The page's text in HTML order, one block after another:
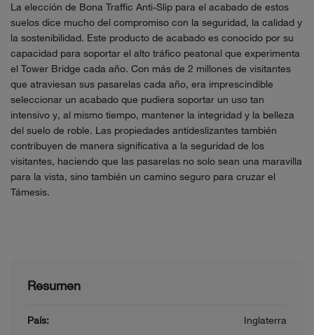
La elección de Bona Traffic Anti-Slip para el acabado de estos
suelos dice mucho del compromiso con la seguridad, la calidad y
la sostenibilidad. Este producto de acabado es conocido por su
capacidad para soportar el alto tráfico peatonal que experimenta
el Tower Bridge cada año. Con más de 2 millones de visitantes
que atraviesan sus pasarelas cada año, era imprescindible
seleccionar un acabado que pudiera soportar un uso tan
intensivo y, al mismo tiempo, mantener la integridad y la belleza
del suelo de roble. Las propiedades antideslizantes también
contribuyen de manera significativa a la seguridad de los
visitantes, haciendo que las pasarelas no solo sean una maravilla
para la vista, sino también un camino seguro para cruzar el
Támesis.
Resumen
País: Inglaterra